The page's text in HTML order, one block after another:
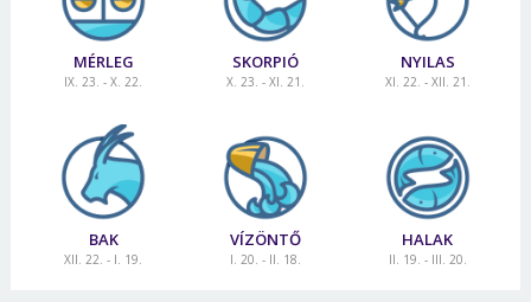
MÉRLEG
IX. 23. - X. 22.
SKORPIÓ
X. 23. - XI. 21.
NYILAS
XI. 22. - XII. 21.
BAK
XII. 22. - I. 19.
VÍZÖNTŐ
I. 20. - II. 18.
HALAK
II. 19. - III. 20.